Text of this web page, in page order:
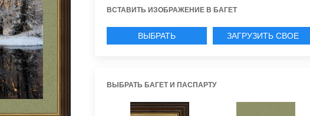
ВСТАВИТЬ ИЗОБРАЖЕНИЕ В БАГЕТ
ВЫБРАТЬ
ЗАГРУЗИТЬ СВОЕ
ВЫБРАТЬ БАГЕТ И ПАСПАРТУ